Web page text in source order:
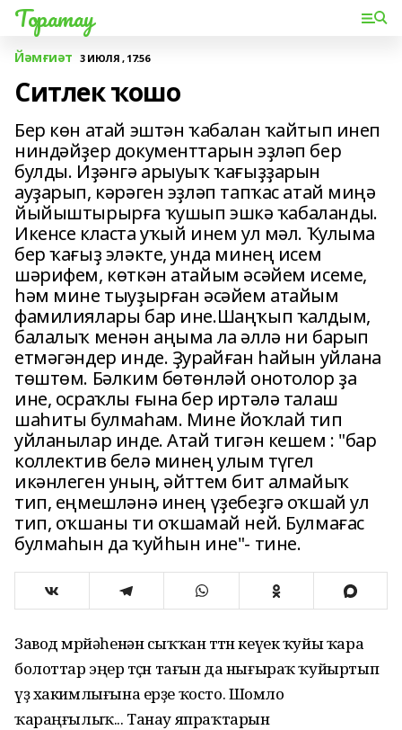
Торатау
Йәмғиәт 3 ИЮЛЯ , 17:56
Ситлек ҡошо
Бер көн атай эштән ҡабалан ҡайтып инеп
ниндәйҙер документтарын эҙләп бер
булды. Иҙәнгә арыуыҡ ҡағыҙҙарын
ауҙарып, кәрәген эҙләп тапҡас атай миңә
йыйыштырырға ҡушып эшкә ҡабаланды.
Икенсе класта уҡый инем ул мәл. Ҡулыма
бер ҡағыҙ эләкте, унда минең исем
шәрифем, көткән атайым әсәйем исеме,
һәм мине тыуҙырған әсәйем атайым
фамилиялары бар ине.Шаңҡып ҡалдым,
балалыҡ менән аңыма ла әллә ни барып
етмәгәндер инде. Ҙурайған һайын уйлана
төштөм. Бәлким бөтөнләй онотолор ҙа
ине, осраҡлы ғына бер иртәлә талаш
шаһиты булмаһам. Мине йоҡлай тип
уйланылар инде. Атай тигән кешем : "бар
коллектив белә минең улым түгел
икәнлеген уның, әйттем бит алмайыҡ
тип, еңмешләнә инең үҙебеҙгә оҡшай ул
тип, оҡшаны ти оҡшамай ней. Булмағас
булмаһын да ҡуйһын ине"- тине.
Завод мөрйәһенән сыҡҡан төтөн кеүек ҡуйы ҡара
болоттар эңер төҫөн тағын да нығыраҡ ҡуйыртып
үҙ хакимлығына ерҙе ҡосто. Шомло
ҡараңғылыҡ... Танау япраҡтарын